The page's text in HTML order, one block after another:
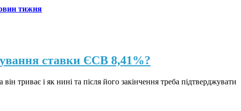
тижня
ставки ЄСВ 8,41%?
триває і як нині та після його закінчення треба підтверджувати